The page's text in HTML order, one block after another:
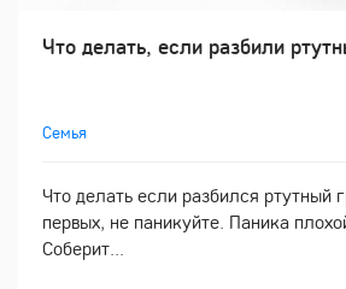
Что делать, если разбили
Семья
Что делать если разбился ртутный
первых, не паникуйте. Паника
Соберит...